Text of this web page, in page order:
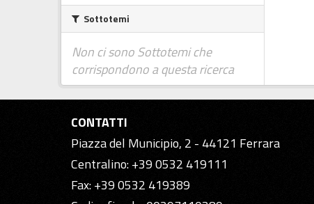
Sottotemi
Non ci sono Sottotemi che
corrispondono a questa ricerca
CONTATTI
Piazza del Municipio, 2 - 44121 Ferrara
Centralino: +39 0532 419111
Fax: +39 0532 419389